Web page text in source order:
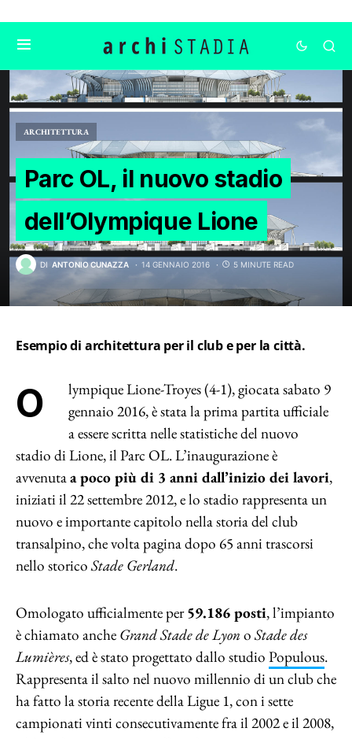
ARCHITETTURA
Parc OL, il nuovo stadio
dell’Olympique Lione
DI ANTONIO CUNAZZA 14 GENNAIO 2016 5 MINUTE READ
Esempio di architettura per il club e per la città.
Olympique Lione-Troyes (4-1), giocata sabato 9
gennaio 2016, è stata la prima partita ufficiale
a essere scritta nelle statistiche del nuovo
stadio di Lione, il Parc OL. L’inaugurazione è
avvenutaa poco più di 3 anni dall’inizio dei lavori,
iniziati il 22 settembre 2012, e lo stadio rappresenta un
nuovo e importante capitolo nella storia del club
transalpino, che volta pagina dopo 65 anni trascorsi
nello storicoStade Gerland.
Omologato ufficialmente per59.186 posti, l’impianto
è chiamato anche Grand Stade de Lyon oStade des
Lumières, ed è stato progettato dallo studio Populous.
Rappresenta il salto nel nuovo millennio di un club che
ha fatto la storia recente della Ligue 1, con i sette
campionati vinti consecutivamente fra il 2002 e il 2008,